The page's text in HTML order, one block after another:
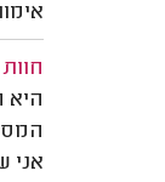
היא
אני